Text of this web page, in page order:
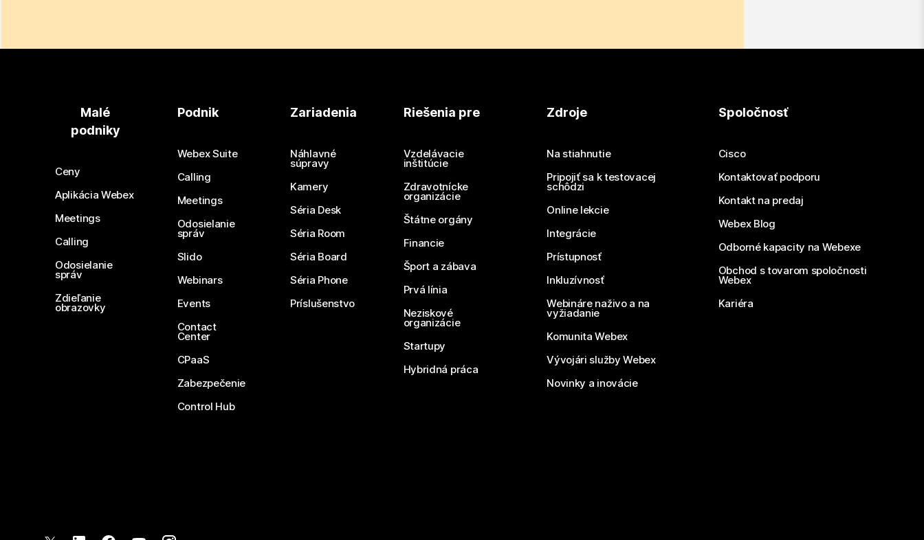
Malé
podniky
Ceny
Aplikácia Webex
Meetings
Calling
Odosielanie
správ
Zdieľanie
obrazovky
Podnik
Webex Suite
Calling
Meetings
Odosielanie
správ
Slido
Webinars
Events
Contact
Center
CPaaS
Zabezpečenie
Control Hub
Zariadenia
Náhlavné
súpravy
Kamery
Séria Desk
Séria Room
Séria Board
Séria Phone
Príslušenstvo
Riešenia pre
Vzdelávacie
inštitúcie
Zdravotnícke
organizácie
Štátne orgány
Financie
Šport a zábava
Prvá línia
Neziskové
organizácie
Startupy
Hybridná práca
Zdroje
Na stiahnutie
Pripojiť sa k testovacej
schôdzi
Online lekcie
Integrácie
Prístupnosť
Inkluzívnosť
Webináre naživo a na
vyžiadanie
Komunita Webex
Vývojári služby Webex
Novinky a inovácie
Spoločnosť
Cisco
Kontaktovať podporu
Kontakt na predaj
Webex Blog
Odborné kapacity na Webexe
Obchod s tovarom spoločnosti
Webex
Kariéra